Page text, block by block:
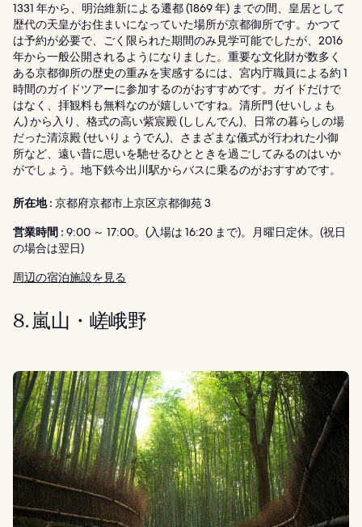
1331 年から、明治維新による遷都 (1869 年) までの間、皇居として
歴代の天皇がお住まいになっていた場所が京都御所です。かつて
は予約が必要で、ごく限られた期間のみ見学可能でしたが、2016
年から一般公開されるようになりました。重要な文化財が数多く
ある京都御所の歴史の重みを実感するには、宮内庁職員による約 1
時間のガイドツアーに参加するのがおすすめです。ガイドだけで
はなく、拝観料も無料なのが嬉しいですね。清所門 (せいしょも
ん) から入り、格式の高い紫宸殿 (ししんでん)、日常の暮らしの場
だった清涼殿 (せいりょうでん)、さまざまな儀式が行われた小御
所など、遠い昔に思いを馳せるひとときを過ごしてみるのはいか
がでしょう。地下鉄今出川駅からバスに乗るのがおすすめです。
所在地 : 京都府京都市上京区京都御苑 3
営業時間 : 9:00 ～ 17:00。(入場は 16:20 まで)。月曜日定休。(祝日
の場合は翌日)
周辺の宿泊施設を見る
8. 嵐山・嵯峨野